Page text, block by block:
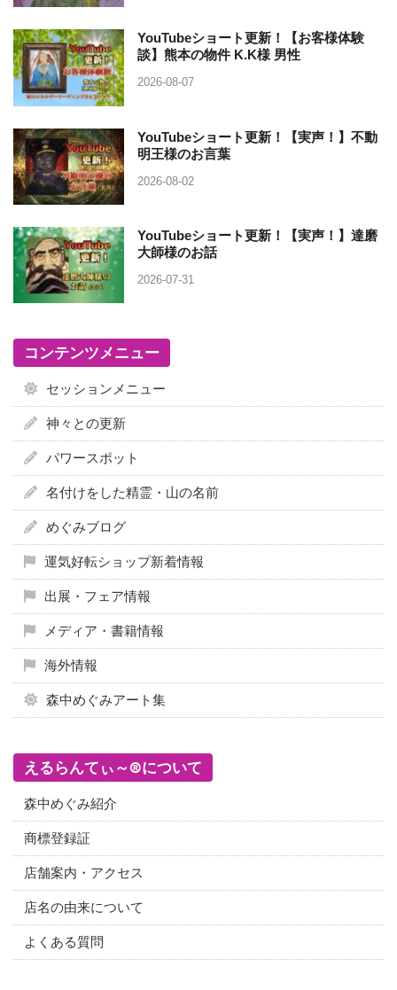
YouTubeショート更新！【お客様体験
談】熊本の物件 K.K様 男性
2026-08-07
YouTubeショート更新！【実声！】不動
明王様のお言葉
2026-08-02
YouTubeショート更新！【実声！】達磨
大師様のお話
2026-07-31
コンテンツメニュー
セッションメニュー
神々との更新
パワースポット
名付けをした精霊・山の名前
めぐみブログ
運気好転ショップ新着情報
出展・フェア情報
メディア・書籍情報
海外情報
森中めぐみアート集
えるらんてぃ～®について
森中めぐみ紹介
商標登録証
店舗案内・アクセス
店名の由来について
よくある質問